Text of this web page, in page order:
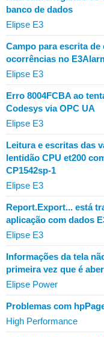
banco de dados
Elipse E3
Campo para escrita
ocorrências no
Elipse E3
Erro 8004FCBA ao
Codesys via OPC UA
Elipse E3
Leitura e escritas das
lentidão CPU et200
CP1542sp-1
Elipse E3
Report.Export... está
aplicação com dados
Elipse E3
Informações da tela
primeira vez que é
Elipse Power
Problemas com
High Performance